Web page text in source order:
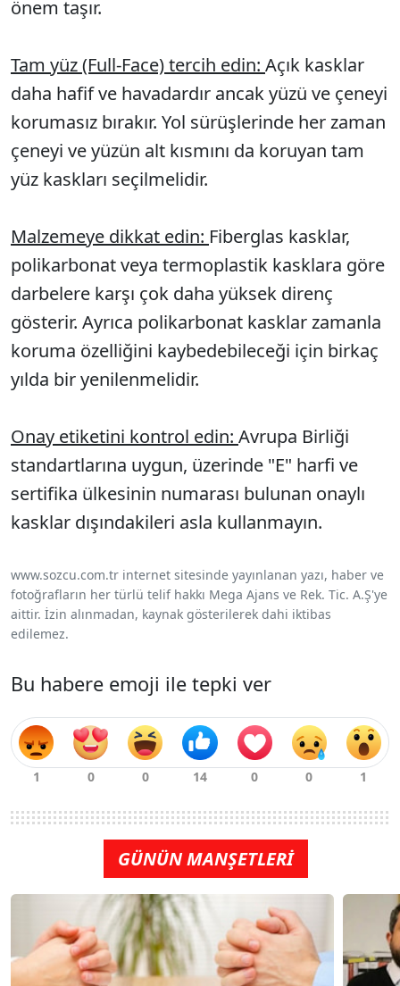
önem taşır.
Tam yüz (Full-Face) tercih edin: Açık kasklar
daha hafif ve havadardır ancak yüzü ve çeneyi
korumasız bırakır. Yol sürüşlerinde her zaman
çeneyi ve yüzün alt kısmını da koruyan tam
yüz kaskları seçilmelidir.
Malzemeye dikkat edin: Fiberglas kasklar,
polikarbonat veya termoplastik kasklara göre
darbelere karşı çok daha yüksek direnç
gösterir. Ayrıca polikarbonat kasklar zamanla
koruma özelliğini kaybedebileceği için birkaç
yılda bir yenilenmelidir.
Onay etiketini kontrol edin: Avrupa Birliği
standartlarına uygun, üzerinde "E" harfi ve
sertifika ülkesinin numarası bulunan onaylı
kasklar dışındakileri asla kullanmayın.
www.sozcu.com.tr internet sitesinde yayınlanan yazı, haber ve
fotoğrafların her türlü telif hakkı Mega Ajans ve Rek. Tic. A.Ş'ye
aittir. İzin alınmadan, kaynak gösterilerek dahi iktibas
edilemez.
Bu habere emoji ile tepki ver
GÜNÜN MANŞETLERİ